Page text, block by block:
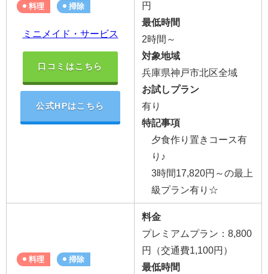
料理 掃除
ミニメイド・サービス
口コミはこちら
公式HPはこちら
円
最低時間
2時間～
対象地域
兵庫県神戸市北区全域
お試しプラン
有り
特記事項
夕食作り置きコース有
り♪
3時間17,820円～の最上
級プラン有り☆
料理 掃除
料金
プレミアムプラン：8,800
円
（交通費1,100円）
最低時間